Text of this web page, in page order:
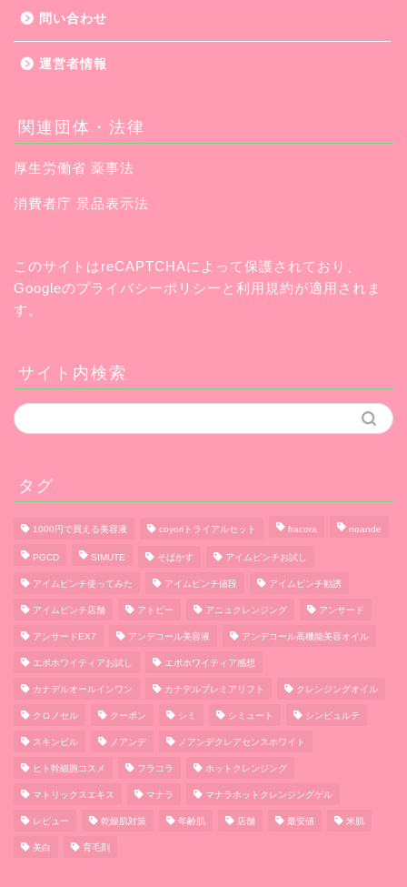
問い合わせ
運営者情報
関連団体・法律
厚生労働省 薬事法
消費者庁 景品表示法
このサイトはreCAPTCHAによって保護されており、
Googleのプライバシーポリシー と 利用規約が適用されま
す。
サイト内検索
タグ
1000円で買える美容液 coyoriトライアルセット fracora noande
PGCD SIMUTE そばかす アイムピンチお試し
アイムピンチ使ってみた アイムピンチ値段 アイムピンチ勧誘
アイムピンチ店舗 アトピー アニュクレンジング アンサード
アンサードEX7 アンデコール美容液 アンデコール高機能美容オイル
エポホワイティアお試し エポホワイティア感想
カナデルオールインワン カナデルプレミアリフト クレンジングオイル
クロノセル クーポン シミ シミュート シンピュルテ
スキンビル ノアンデ ノアンデクレアセンスホワイト
ヒト幹細胞コスメ フラコラ ホットクレンジング
マトリックスエキス マナラ マナラホットクレンジングゲル
レビュー 乾燥肌対策 年齢肌 店舗 最安値 米肌
美白 育毛剤